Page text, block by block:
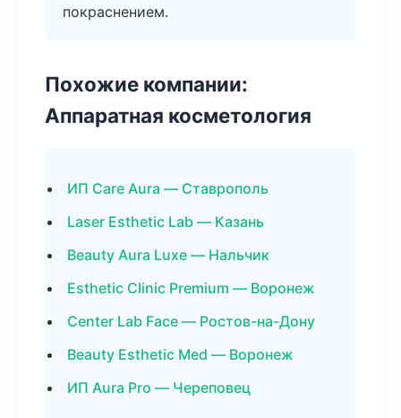
покраснением.
Похожие компании:
Аппаратная косметология
ИП Care Aura — Ставрополь
Laser Esthetic Lab — Казань
Beauty Aura Luxe — Нальчик
Esthetic Clinic Premium — Воронеж
Center Lab Face — Ростов-на-Дону
Beauty Esthetic Med — Воронеж
ИП Aura Pro — Череповец